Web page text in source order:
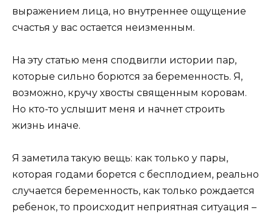
выражением лица, но внутреннее ощущение
счастья у вас остается неизменным.
На эту статью меня сподвигли истории пар,
которые сильно борются за беременность. Я,
возможно, кручу хвосты священным коровам.
Но кто-то услышит меня и начнет строить
жизнь иначе.
Я заметила такую вещь: как только у пары,
которая годами борется с бесплодием, реально
случается беременность, как только рождается
ребенок, то происходит неприятная ситуация –